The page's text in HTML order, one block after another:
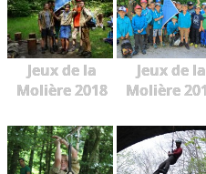
Jeux de la
Molière 2018
Jeux de la
Molière